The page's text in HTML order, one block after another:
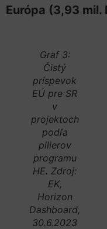
Európa (3,93 mil.
Graf 3:
Čistý
príspevok
EÚ pre SR
v
projektoch
podľa
pilierov
programu
HE. Zdroj:
EK,
Horizon
Dashboard,
30.6.2023